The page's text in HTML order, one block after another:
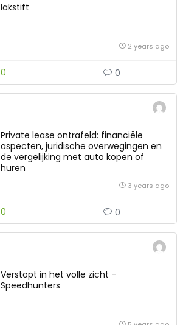
lakstift
2 years ago
0 0
Private lease ontrafeld: financiële
aspecten, juridische overwegingen en
de vergelijking met auto kopen of
huren
3 years ago
0 0
Verstopt in het volle zicht –
Speedhunters